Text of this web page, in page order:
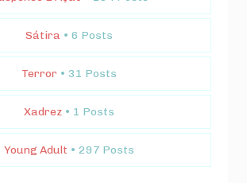
Sátira • 6 Posts
Terror • 31 Posts
Xadrez • 1 Posts
Young Adult • 297 Posts